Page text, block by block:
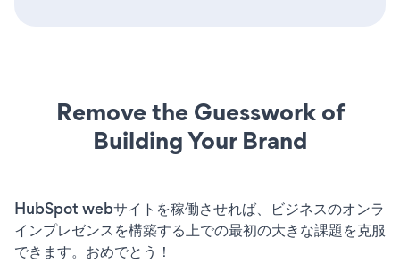
Remove the Guesswork of
Building Your Brand
HubSpot webサイトを稼働させれば、ビジネスのオンラ
インプレゼンスを構築する上での最初の大きな課題を克服
できます。おめでとう！